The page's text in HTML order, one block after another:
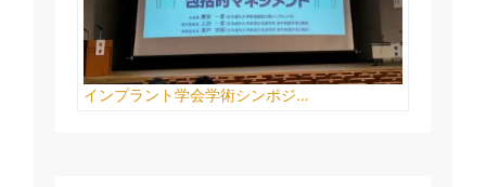
インプラント学会学術シンポジ…